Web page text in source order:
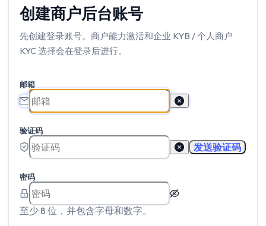
创建商户后台账号
先创建登录账号。商户能力激活和企业 KYB / 个人商户
KYC 选择会在登录后进行。
邮箱
验证码
发送验证码
密码
至少 8 位，并包含字母和数字。